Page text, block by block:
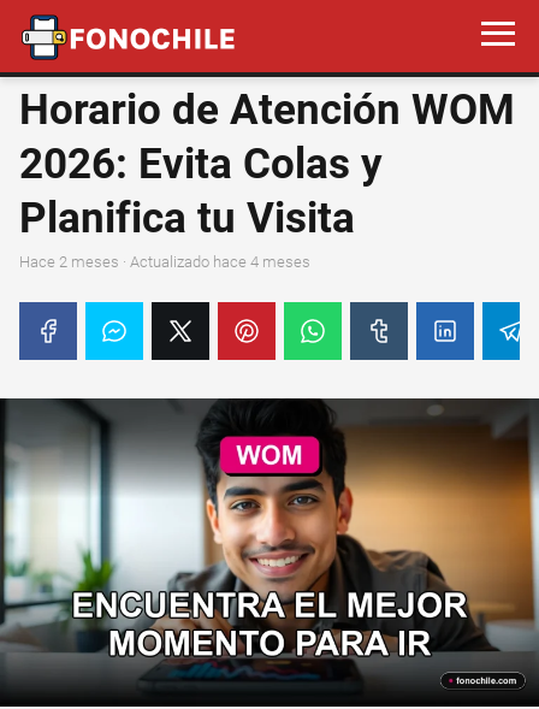
Horario de Atención WOM
2026: Evita Colas y
Planifica tu Visita
hace 2 meses · Actualizado hace 4 meses